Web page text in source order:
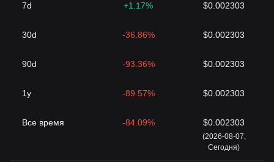
7d +1.17% $0.002303
30d -36.86% $0.002303
90d -93.36% $0.002303
1y -89.57% $0.002303
Все время -84.09% $0.002303
(2026-08-07,
Сегодня)